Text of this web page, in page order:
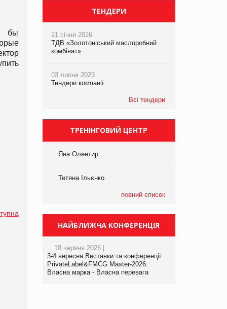
бы
ТЕНДЕРИ
21 січня 2026
ТДВ «Золотоніський маслоробний
комбінат»
03 липня 2023
Тендери компанії
Всі тендери
ТРЕНІНГОВИЙ ЦЕНТР
Яна Олентир
Тетяна Ільєнко
повний список
НАЙБЛИЖЧА КОНФЕРЕНЦІЯ
18 червня 2026 |
3-4 вересня Виставки та конференції
PrivateLabel&FMCG Master-2026:
Власна марка - Власна перевага